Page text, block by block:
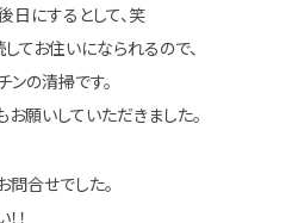
日にするとして、笑
てお住いになられるので、
の清掃です。
願いしていただきました。
合せでした。
！